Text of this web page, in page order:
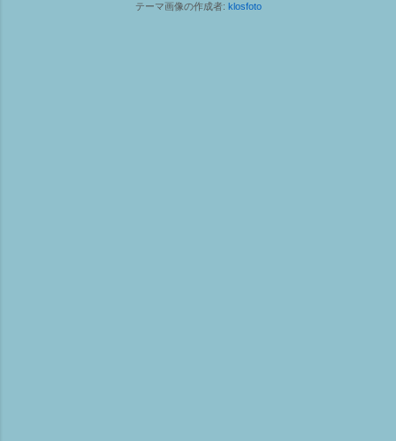
テーマ画像の作成者: klosfoto